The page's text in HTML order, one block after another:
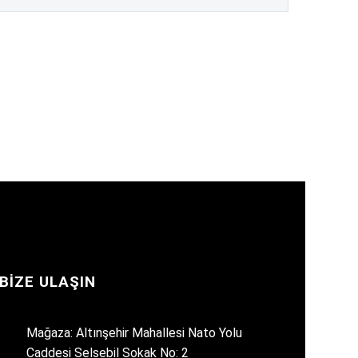
BIZE ULAŞIN
Mağaza: Altınşehir Mahallesi Nato Yolu
Caddesi Selsebil Sokak No: 2